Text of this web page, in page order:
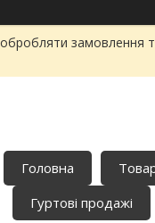
замовлення
Головна
Гуртові продажі